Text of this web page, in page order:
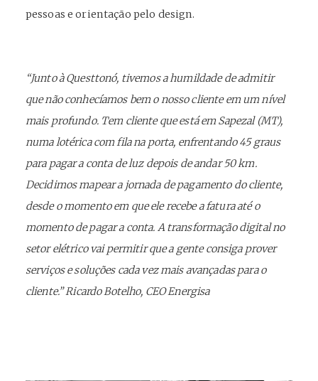
pessoas e orientação pelo design.
“Junto à Questtonó, tivemos a humildade de admitir
que não conhecíamos bem o nosso cliente em um nível
mais profundo. Tem cliente que está em Sapezal (MT),
numa lotérica com fila na porta, enfrentando 45 graus
para pagar a conta de luz depois de andar 50 km.
Decidimos mapear a jornada de pagamento do cliente,
desde o momento em que ele recebe a fatura até o
momento de pagar a conta. A transformação digital no
setor elétrico vai permitir que a gente consiga prover
serviços e soluções cada vez mais avançadas para o
cliente.” Ricardo Botelho, CEO Energisa